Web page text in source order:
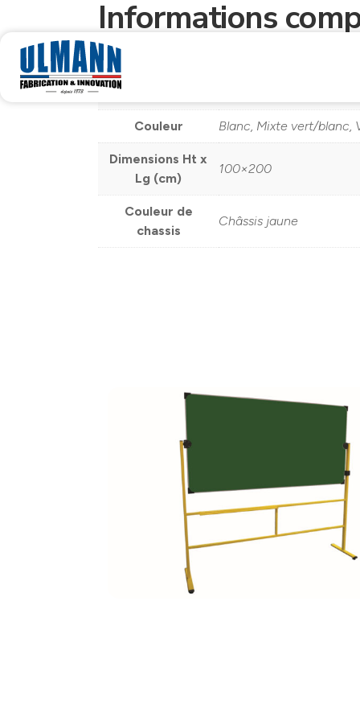
Informations
Couleur Blanc, Mixte vert/blanc,
Dimensions Ht x
Lg (cm)
100×200
Couleur de
chassis
Châssis jaune